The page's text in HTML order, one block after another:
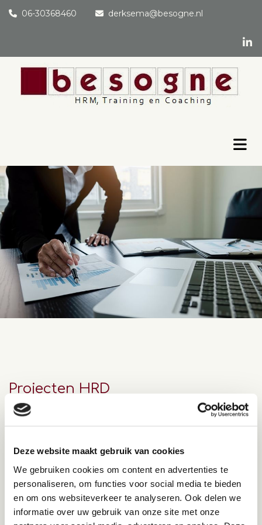
Deze website maakt gebruik van cookies
We gebruiken cookies om content en advertenties te
personaliseren, om functies voor social media te bieden
en om ons websiteverkeer te analyseren. Ook delen we
informatie over uw gebruik van onze site met onze
 06-30368460  derksema@besogne.nl
Projecten HRD
Opleidings- en
business
Het coördineren, ontwikkelen, implementeren en
verzorgen van commerciële, (HR)management en
doelgerichte communicatie trainingen en
opleidingstrajecten voor diverse organisaties: